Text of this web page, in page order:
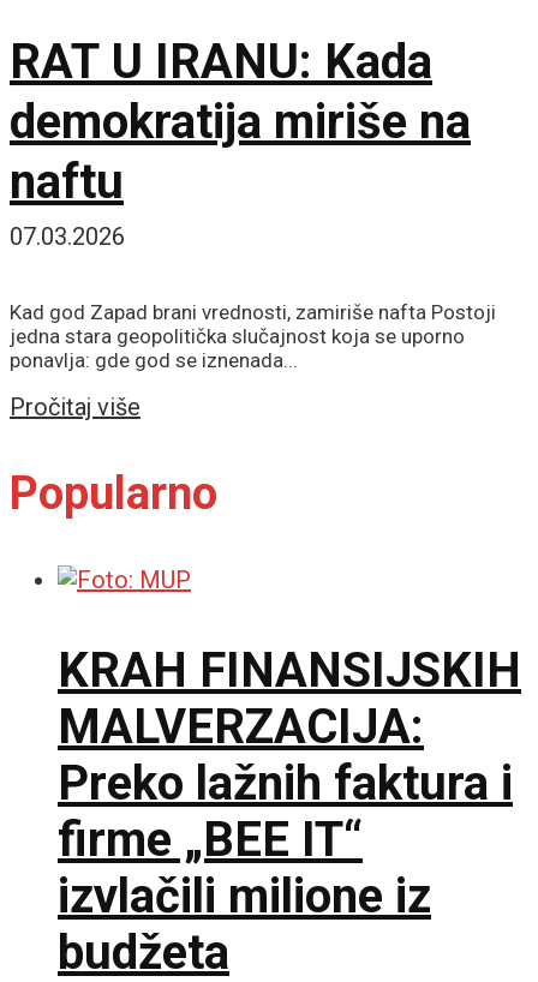
RAT U IRANU: Kada
demokratija miriše na
naftu
07.03.2026
Kad god Zapad brani vrednosti, zamiriše nafta Postoji
jedna stara geopolitička slučajnost koja se uporno
ponavlja: gde god se iznenada...
Pročitaj više
Popularno
KRAH FINANSIJSKIH
MALVERZACIJA:
Preko lažnih faktura i
firme „BEE IT“
izvlačili milione iz
budžeta